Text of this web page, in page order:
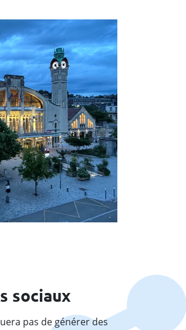
sociaux
pas de générer des